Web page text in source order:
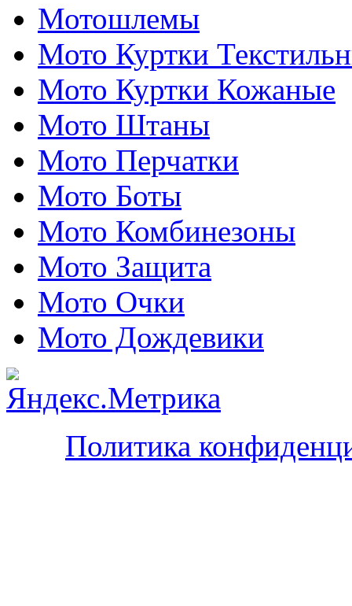
Мотошлемы
Мото Куртки
Мото Куртки Кожаные
Мото Штаны
Мото Перчатки
Мото Боты
Мото Комбинезоны
Мото Защита
Мото Очки
Мото Дождевики
Политика